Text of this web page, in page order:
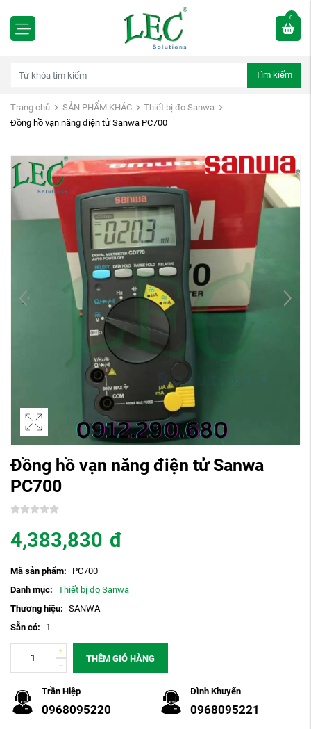
0
Tìm kiếm
Trang chủ SẢN PHẨM KHÁC
Thiết bị đo Sanwa
Đồng hồ vạn năng điện tử Sanwa PC700
Đồng hồ vạn năng điện tử Sanwa
PC700
4,383,830 đ
Mã sản phẩm:
PC700
Danh mục: Thiết bị đo Sanwa
Thương hiệu: SANWA
Sẵn có:
1
THÊM GIỎ HÀNG
Trần Hiệp
0968095220
Đình Khuyến
0968095221